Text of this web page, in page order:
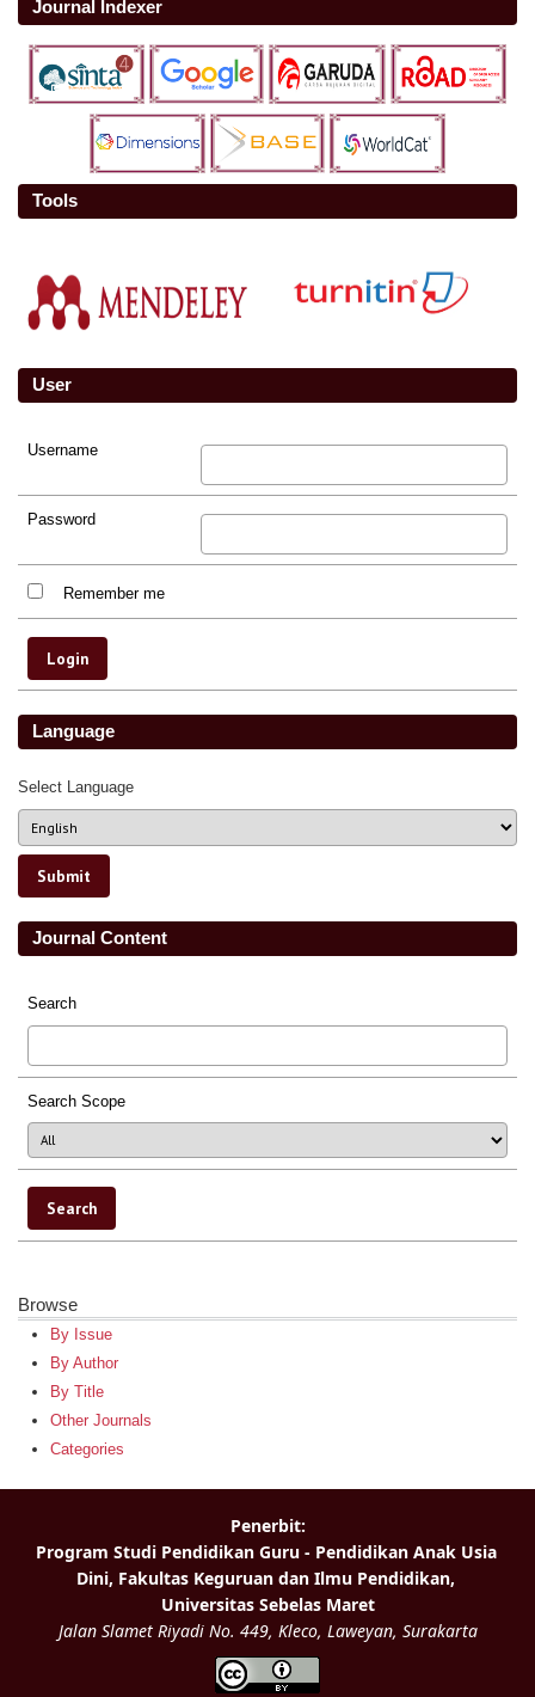
Journal Indexer
Tools
User
Username
Password
Remember me
Language
Select Language
Journal Content
Search
Search Scope
Browse
By Issue
By Author
By Title
Other Journals
Categories